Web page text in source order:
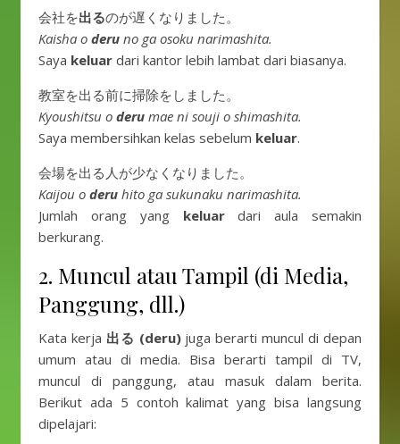
会社を出るのが遅くなりました。
Kaisha o deru no ga osoku narimashita.
Saya keluar dari kantor lebih lambat dari biasanya.
教室を出る前に掃除をしました。
Kyoushitsu o deru mae ni souji o shimashita.
Saya membersihkan kelas sebelum keluar.
会場を出る人が少なくなりました。
Kaijou o deru hito ga sukunaku narimashita.
Jumlah orang yang keluardari aula semakin
berkurang.
2. Muncul atau Tampil (di Media,
Panggung, dll.)
Kata kerja 出る (deru)juga berarti muncul di depan
umum atau di media. Bisa berarti tampil di TV,
muncul di panggung, atau masuk dalam berita.
Berikut ada 5 contoh kalimat yang bisa langsung
dipelajari: